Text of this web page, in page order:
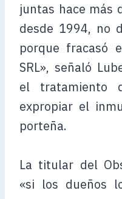
juntas hace más
desde 1994, no
porque fracasó
SRL», señaló
el tratamiento
expropiar el
porteña.
La titular del
«si los dueños